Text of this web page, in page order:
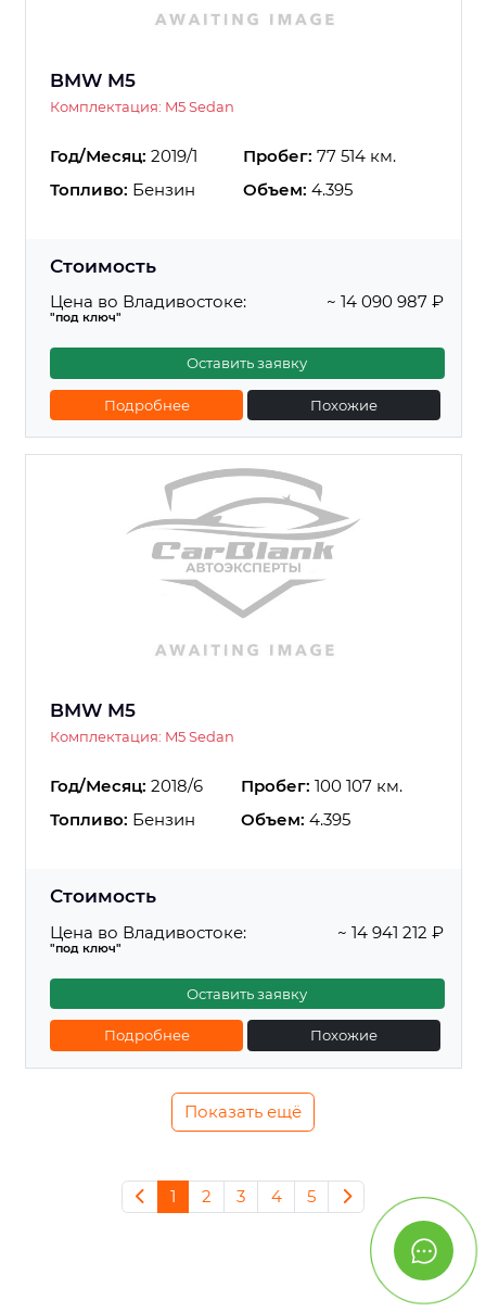
BMW M5
Комплектация: M5 Sedan
Год/Месяц: 2019/1 Пробег: 77 514 км.
Топливо: Бензин Объем: 4.395
Стоимость
Цена во Владивостоке:
"под ключ"
~ 14 090 987 ₽
Оставить заявку
Подробнее Похожие
BMW M5
Комплектация: M5 Sedan
Год/Месяц: 2018/6 Пробег: 100 107 км.
Топливо: Бензин Объем: 4.395
Стоимость
Цена во Владивостоке:
"под ключ"
~ 14 941 212 ₽
Оставить заявку
Подробнее Похожие
Показать ещё
1 2 3 4 5